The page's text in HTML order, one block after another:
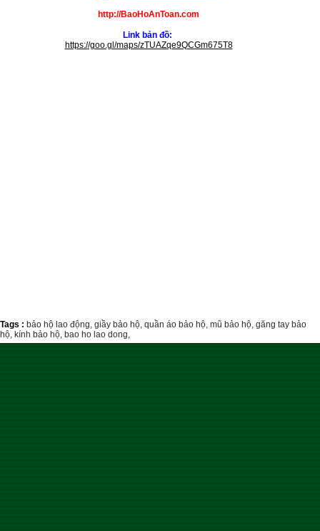
http://BaoHoAnToan.com
Link bản đồ:
https://goo.gl/maps/zTUAZqe9QCGm675T8
Tags : bảo hộ lao động, giầy bảo hộ, quần áo bảo hộ, mũ bảo hộ, găng tay bảo
hộ, kính bảo hộ, bao ho lao dong,